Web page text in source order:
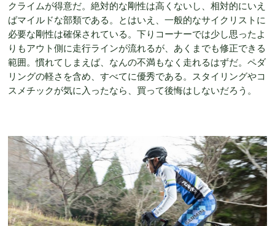
クライムが得意だ。絶対的な剛性は高くないし、相対的にいえ
ばマイルドな部類である。とはいえ、一般的なサイクリストに
必要な剛性は確保されている。下りコーナーでは少し思ったよ
りもアウト側に走行ラインが流れるが、あくまでも修正できる
範囲。慣れてしまえば、なんの不満もなく走れるはずだ。ペダ
リングの軽さを含め、すべてに優秀である。スタイリングやコ
スメチックが気に入ったなら、買って後悔はしないだろう。